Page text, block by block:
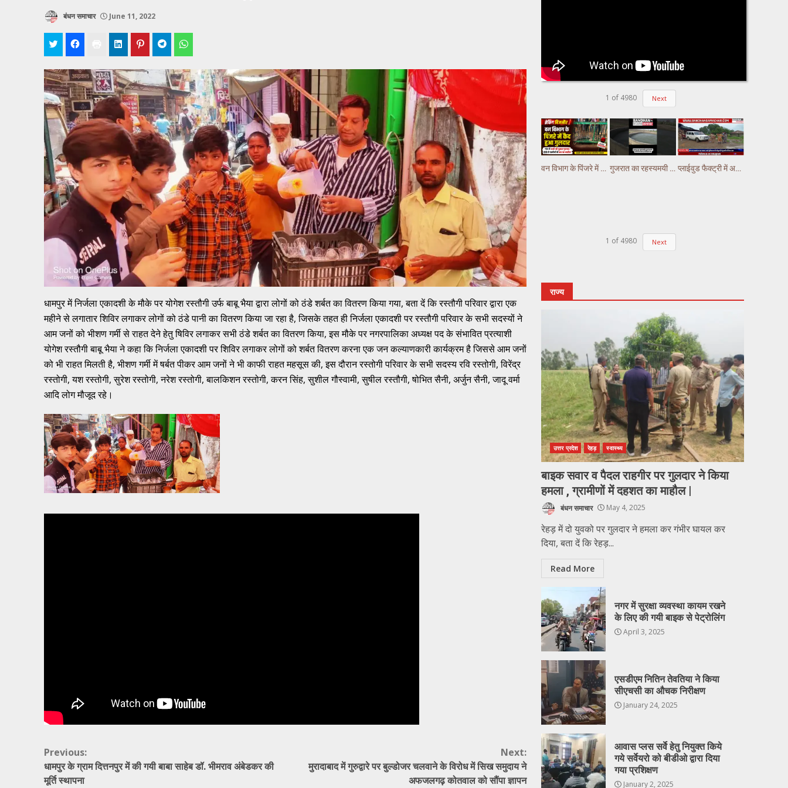
बंधन समाचार June 11, 2022
धामपुर में निर्जला एकादशी के मौके पर योगेश रस्तौगी उर्फ बाबू भैया द्वारा लोगों को ठंडे शर्बत का वितरण किया गया, बता दें कि रस्तौगी परिवार द्वारा एक
महीने से लगातार शिविर लगाकर लोगों को ठंडे पानी का वितरण किया जा रहा है, जिसके तहत ही निर्जला एकादशी पर रस्तौगी परिवार के सभी सदस्यों ने
आम जनों को भीशण गर्मी से राहत देने हेतु षिविर लगाकर सभी ठंडे शर्बत का वितरण किया, इस मौके पर नगरपालिका अध्यक्ष पद के संभावित प्रत्याशी
योगेश रस्तौगी बाबू भैया ने कहा कि निर्जला एकादशी पर शिविर लगाकर लोगों को शर्बत वितरण करना एक जन कल्याणकारी कार्यक्रम है जिससे आम जनों
को भी राहत मिलती है, भीशण गर्मी में षर्बत पीकर आम जनों ने भी काफी राहत महसूस की, इस दौरान रस्तोगी परिवार के सभी सदस्य रवि रस्तोगी, विरेंद्र
रस्तोगी, यश रस्तोगी, सुरेश रस्तोगी, नरेश रस्तोगी, बालकिशन रस्तोगी, करन सिंह, सुशील गौस्वामी, सुषील रस्तौगी, षोभित सैनी, अर्जुन सैनी, जादू वर्मा
आदि लोग मौजूद रहे।
Continue
Reading
Previous:
धामपुर के ग्राम दित्तनपुर में की गयी बाबा साहेब डॉ. भीमराव अंबेडकर की
मूर्ति स्थापना
Next:
मुरादाबाद में गुरुद्वारे पर बुल्डोजर चलवाने के विरोध में सिख समुदाय ने
अफजलगढ़ कोतवाल को सौंपा ज्ञापन
1 of 4980 Next
वन विभाग के पिंजरे में कैद हुआ गुलदार, गांव मे अभी भी दूसरा गुलदार होने से ग्रामीणों में भय का माहौल गुजरात का रहस्यमयी कुआं चर्चा में, पानी में लगातार हो रही हलचल #gujarat प्लाईवुड फैक्ट्री में अचानक लगी भीषण आग, लाखों का नुकसान
1 of 4980 Next
राज्य
उत्तर प्रदेश रेहड़ स्वास्थ्य
बाइक सवार व पैदल राहगीर पर गुलदार ने किया
हमला , ग्रामीणों में दहशत का माहौल |
बंधन समाचार May 4, 2025
रेहड़ में दो युवको पर गुलदार ने हमला कर गंभीर घायल कर
दिया, बता दें कि रेहड़...
Read More
नगर में सुरक्षा व्यवस्था कायम रखने
के लिए की गयी बाइक से पेट्रोलिंग
April 3, 2025
एसडीएम नितिन तेवतिया ने किया
सीएचसी का औचक निरीक्षण
January 24, 2025
आवास प्लस सर्वे हेतु नियुक्त किये
गये सर्वेयरो को बीडीओ द्वारा दिया
गया प्रशिक्षण
January 2, 2025